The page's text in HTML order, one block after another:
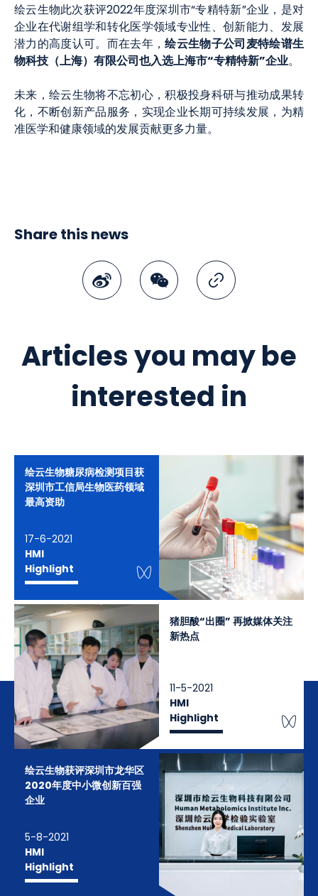
绘云生物此次获评2022年度深圳市“专精特新”企业，是对
企业在代谢组学和转化医学领域专业性、创新能力、发展
潜力的高度认可。而在去年，绘云生物子公司麦特绘谱生
物科技（上海）有限公司也入选上海市“专精特新”企业。
未来，绘云生物将不忘初心，积极投身科研与推动成果转
化，不断创新产品服务，实现企业长期可持续发展，为精
准医学和健康领域的发展贡献更多力量。
Share this news
Articles you may be
interested in
绘云生物糖尿病检测项目获
深圳市工信局生物医药领域
最高资助
HMI
Highlight
17-6-2021
WeChat Knowledge
猪胆酸“出圈” 再掀媒体关注
新热点
HMI
Highlight
11-5-2021
绘云生物获评深圳市龙华区
2020年度中小微创新百强
企业
HMI
Highlight
5-8-2021